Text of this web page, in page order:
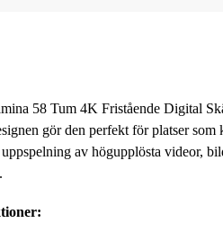
58 Tum 4K Fristående Digital
gör den perfekt för platser
av högupplösta videor,